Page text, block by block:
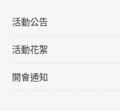
活動公告
活動花絮
開會通知